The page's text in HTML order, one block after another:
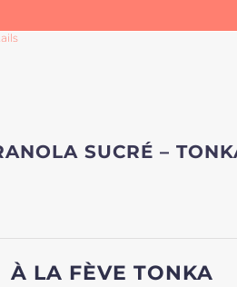
SUCRÉ –
À LA FÈVE TONKA